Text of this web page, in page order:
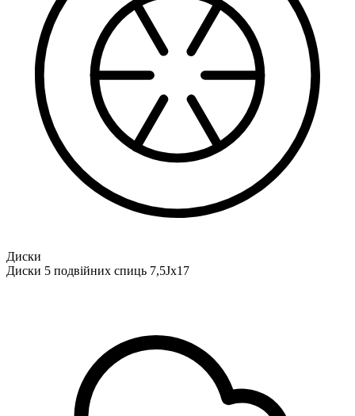
Диски
Диски 5 подвійних спиць 7,5Jx17